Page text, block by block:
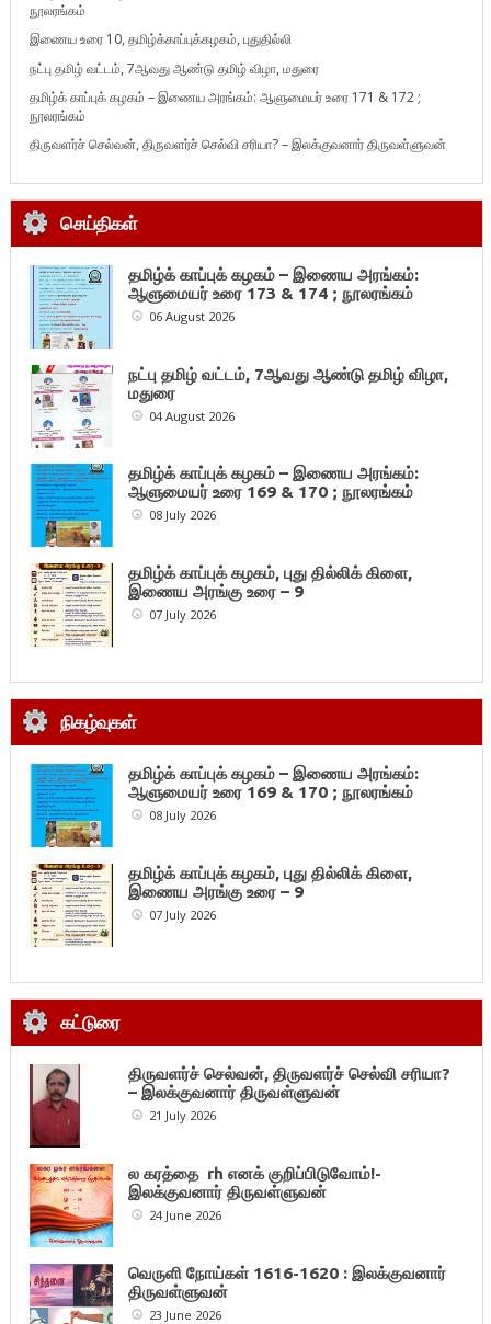
நூலரங்கம்
இணைய உரை 10, தமிழ்க்காப்புக்கழகம், புதுதில்லி
நட்பு தமிழ் வட்டம், 7ஆவது ஆண்டு தமிழ் விழா, மதுரை
தமிழ்க் காப்புக் கழகம் – இணைய அரங்கம்: ஆளுமையர் உரை 171 & 172 ;
நூலரங்கம்
திருவளர்ச் செல்வன், திருவளர்ச் செல்வி சரியா? – இலக்குவனார் திருவள்ளுவன்
செய்திகள்
தமிழ்க் காப்புக் கழகம் – இணைய அரங்கம்:
ஆளுமையர் உரை 173 & 174 ; நூலரங்கம்
06 August 2026
நட்பு தமிழ் வட்டம், 7ஆவது ஆண்டு தமிழ் விழா,
மதுரை
04 August 2026
தமிழ்க் காப்புக் கழகம் – இணைய அரங்கம்:
ஆளுமையர் உரை 169 & 170 ; நூலரங்கம்
08 July 2026
தமிழ்க் காப்புக் கழகம், புது தில்லிக் கிளை,
இணைய அரங்கு உரை – 9
07 July 2026
நிகழ்வுகள்
தமிழ்க் காப்புக் கழகம் – இணைய அரங்கம்:
ஆளுமையர் உரை 169 & 170 ; நூலரங்கம்
08 July 2026
தமிழ்க் காப்புக் கழகம், புது தில்லிக் கிளை,
இணைய அரங்கு உரை – 9
07 July 2026
கட்டுரை
திருவளர்ச் செல்வன், திருவளர்ச் செல்வி சரியா?
– இலக்குவனார் திருவள்ளுவன்
21 July 2026
ல கரத்தை rh எனக் குறிப்பிடுவோம்!-
இலக்குவனார் திருவள்ளுவன்
24 June 2026
வெருளி நோய்கள் 1616-1620 : இலக்குவனார்
திருவள்ளுவன்
23 June 2026